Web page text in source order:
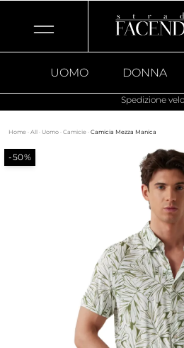
UOMO DONNA
Spedizione
Home · All · Uomo · Camicie · Camicia Mezza Manica
-50%